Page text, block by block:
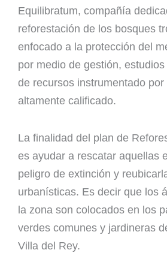
Equilibratum, compañía
reforestación de los bosques
enfocado a la protección del
por medio de gestión,
de recursos instrumentado por
altamente calificado.
La finalidad del plan de
es ayudar a rescatar aquellas
peligro de extinción y
urbanísticas. Es decir que los
la zona son colocados en los
verdes comunes y jardineras
Villa del Rey.